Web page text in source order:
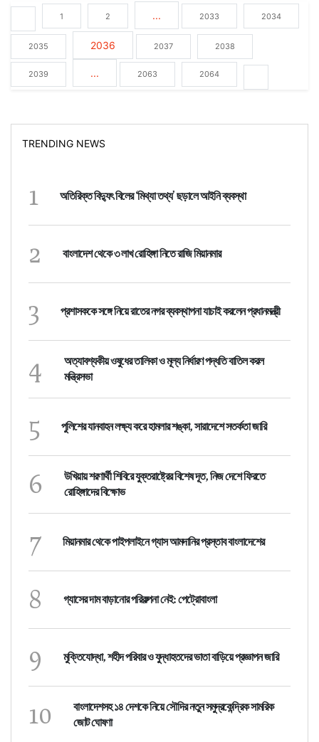
1 2 ... 2033 2034
2035 2036 2037 2038
2039 ... 2063 2064
TRENDING NEWS
1 অতিরিক্ত বিদ্যুৎ বিলের ‘মিথ্যা তথ্য’ ছড়ালে আইনি ব্যবস্থা
2 বাংলাদেশ থেকে ৩ লাখ রোহিঙ্গা নিতে রাজি মিয়ানমার
3 প্রশাসককে সঙ্গে নিয়ে রাতের নগর ব্যবস্থাপনা যাচাই করলেন প্রধানমন্ত্রী
4
অত্যাবশ্যকীয় ওষুধের তালিকা ও মূল্য নির্ধারণ পদ্ধতি বাতিল করল
মন্ত্রিসভা
5 পুলিশের যানবাহন লক্ষ্য করে হামলার শঙ্কা, সারাদেশে সতর্কতা জারি
6
উখিয়ায় শরণার্থী শিবিরে যুক্তরাষ্ট্রের বিশেষ দূত, নিজ দেশে ফিরতে
রোহিঙ্গাদের বিক্ষোভ
7 মিয়ানমার থেকে পাইপলাইনে গ্যাস আমদানির প্রস্তাব বাংলাদেশের
8 গ্যাসের দাম বাড়ানোর পরিকল্পনা নেই: পেট্রোবাংলা
9 মুক্তিযোদ্ধা, শহীদ পরিবার ও যুদ্ধাহতদের ভাতা বাড়িয়ে প্রজ্ঞাপন জারি
10
বাংলাদেশসহ ১৪ দেশকে নিয়ে সৌদির নতুন সমুদ্রকেন্দ্রিক সামরিক
জোট ঘোষণা